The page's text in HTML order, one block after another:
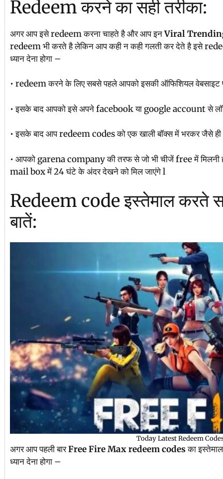
Redeem करने का सही तरीका:
अगर आप इसे redeem करना चाहते है और आप इनViral
redeem भी करते है लेकिन आप कही न कही गलती कर देते है इसे
ध्यान देना होगा –
• redeem करने के लिए सबसे पहले आपको इसकी ऑफिशियल वेबसाइट
• इसके बाद आपको इसे अपने facebook या google account से
• इसके बाद आप redeem codes को एक खाली बॉक्स में भरकर जैसे
• आपको garena company की तरफ से जो भी चीजें free में मिलनी
mail box में 24 घंटे के अंदर देखने को मिल जाएंगे l
Redeem code इस्तेमाल करते
बातें:
Today Latest Redeem
अगर आप पहली बारFree Fire Maxredeem codesका
ध्यान देना होगा –